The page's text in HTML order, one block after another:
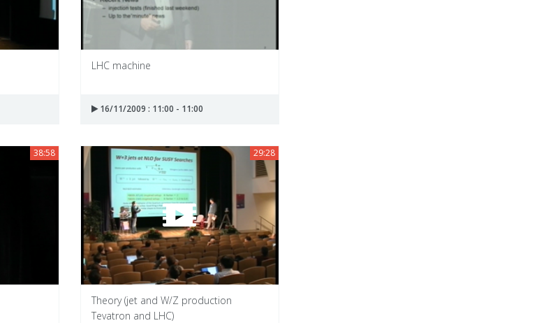
LHC machine
16/11/2009 : 11:00 - 11:00
38:58 29:28
Theory (jet and W/Z production
Tevatron and LHC)